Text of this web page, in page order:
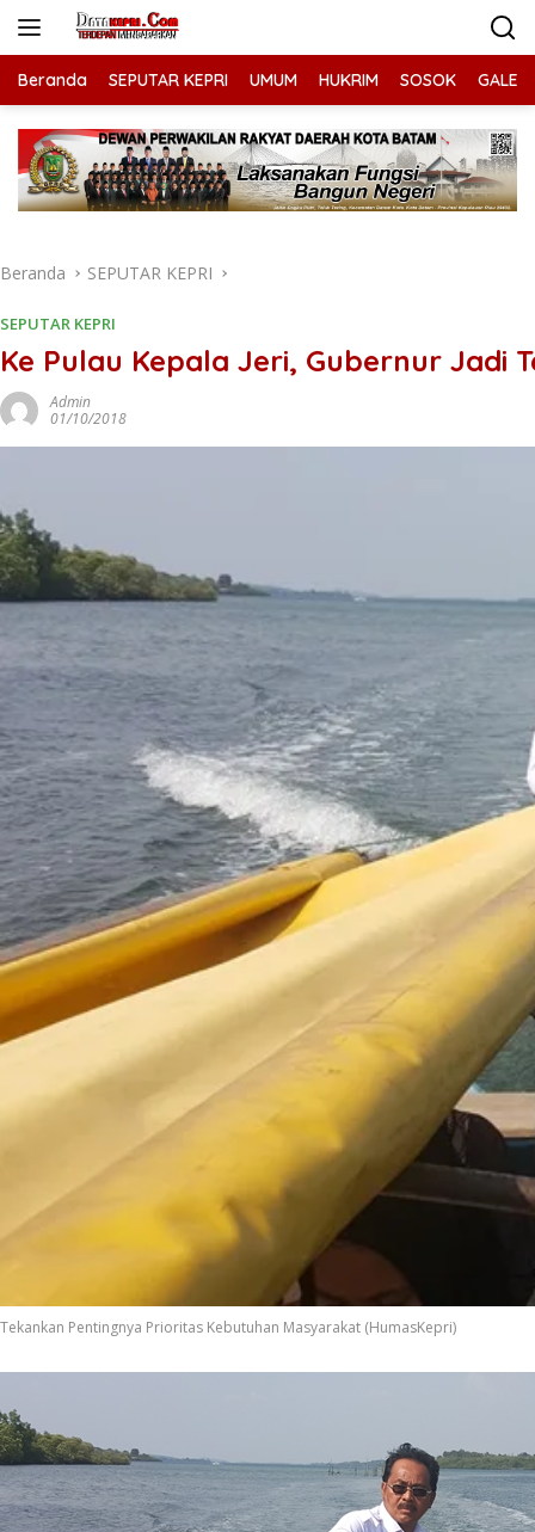
Beranda SEPUTAR KEPRI UMUM HUKRIM SOSOK
Beranda SEPUTAR KEPRI
SEPUTAR KEPRI
Ke Pulau Kepala Jeri, Gubernur Jadi
Admin
01/10/2018
Tekankan Pentingnya Prioritas Kebutuhan Masyarakat (HumasKepri)